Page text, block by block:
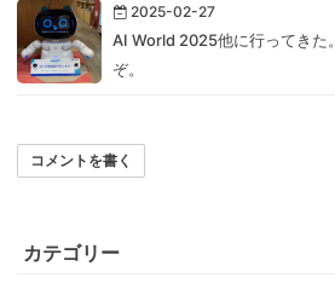
2025-02-27
AI World 2025他に行ってきた
ぞ。
コメントを書く
カテゴリー